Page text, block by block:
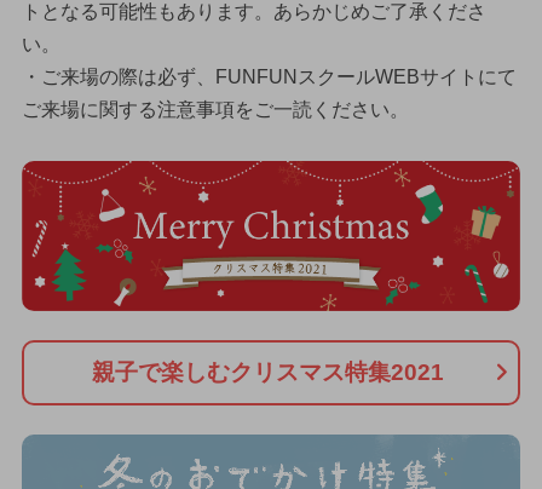
トとなる可能性もあります。あらかじめご了承くださ
い。
・ご来場の際は必ず、FUNFUNスクールWEBサイトにて
ご来場に関する注意事項をご一読ください。
親子で楽しむクリスマス特集2021